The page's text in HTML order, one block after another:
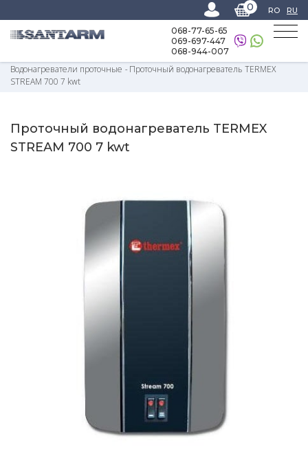
0 RO RU
068-77-65-65
069-697-447
068-944-007
Электрические и газовые нагреватели воды
Водонагреватели проточные - Проточный водонагреватель TERMEX
STREAM 700 7 kwt
Проточный водонагреватель TERMEX
STREAM 700 7 kwt